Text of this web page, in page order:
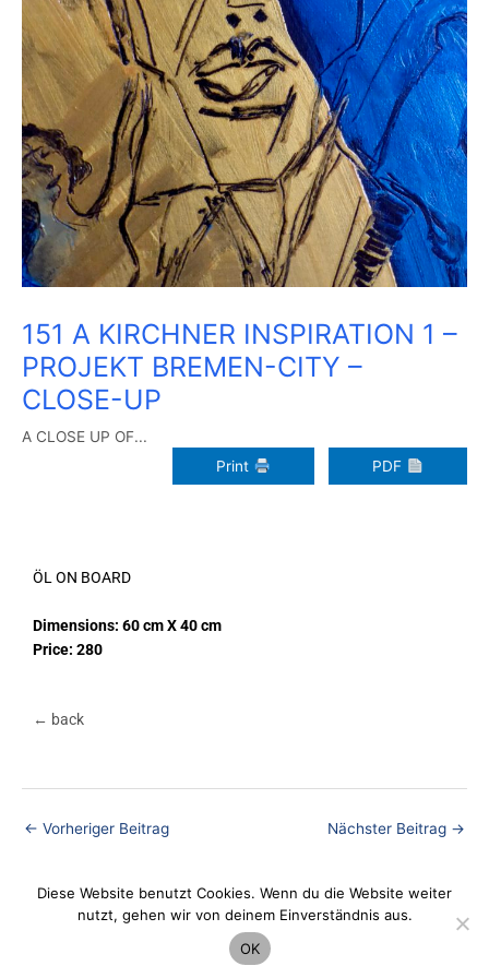
151 A KIRCHNER INSPIRATION 1 –
PROJEKT BREMEN-CITY –
CLOSE-UP
A CLOSE UP OF...
Print
PDF
ÖL ON BOARD
Dimensions: 60 cm X 40 cm
Price: 280
← back
← Vorheriger Beitrag Nächster Beitrag →
Datenschutz
Diese Website benutzt Cookies. Wenn du die Website weiter
nutzt, gehen wir von deinem Einverständnis aus.
OK